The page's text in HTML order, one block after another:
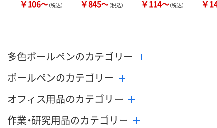
￥106～（税込） ￥845～（税込） ￥114～（税込） ￥
多色ボールペンのカテゴリー
ボールペンのカテゴリー
オフィス用品のカテゴリー
作業・研究用品のカテゴリー